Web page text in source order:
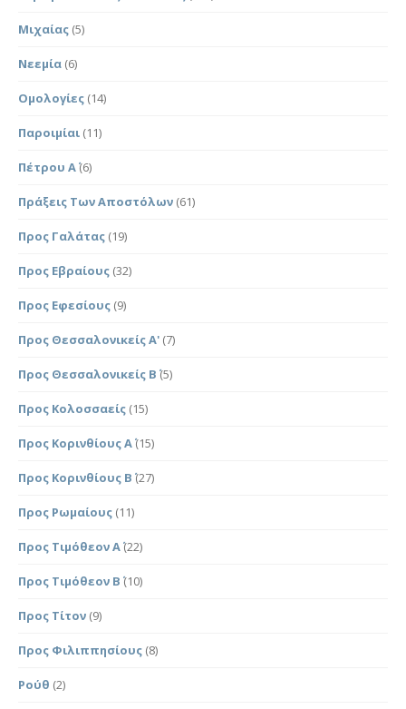
Μιχαίας (5)
Νεεμία (6)
Ομολογίες (14)
Παροιμίαι (11)
Πέτρου Α΄(6)
Πράξεις Των Αποστόλων (61)
Προς Γαλάτας (19)
Προς Εβραίους (32)
Προς Εφεσίους (9)
Προς Θεσσαλονικείς Α' (7)
Προς Θεσσαλονικείς Β΄ (5)
Προς Κολοσσαείς (15)
Προς Κορινθίους Α΄(15)
Προς Κορινθίους Β΄ (27)
Προς Ρωμαίους (11)
Προς Τιμόθεον Α΄(22)
Προς Τιμόθεον Β΄ (10)
Προς Τίτον (9)
Προς Φιλιππησίους (8)
Ρούθ (2)